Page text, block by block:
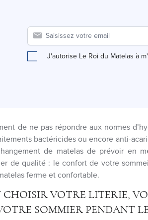
J'autorise Le Roi du Matelas à
de ne pas répondre aux normes
bactéricides ou encore anti-
de matelas de prévoir en
de qualité : le confort de votre
ferme et confortable.
CHOISIR VOTRE LITERIE,
SOMMIER PENDANT